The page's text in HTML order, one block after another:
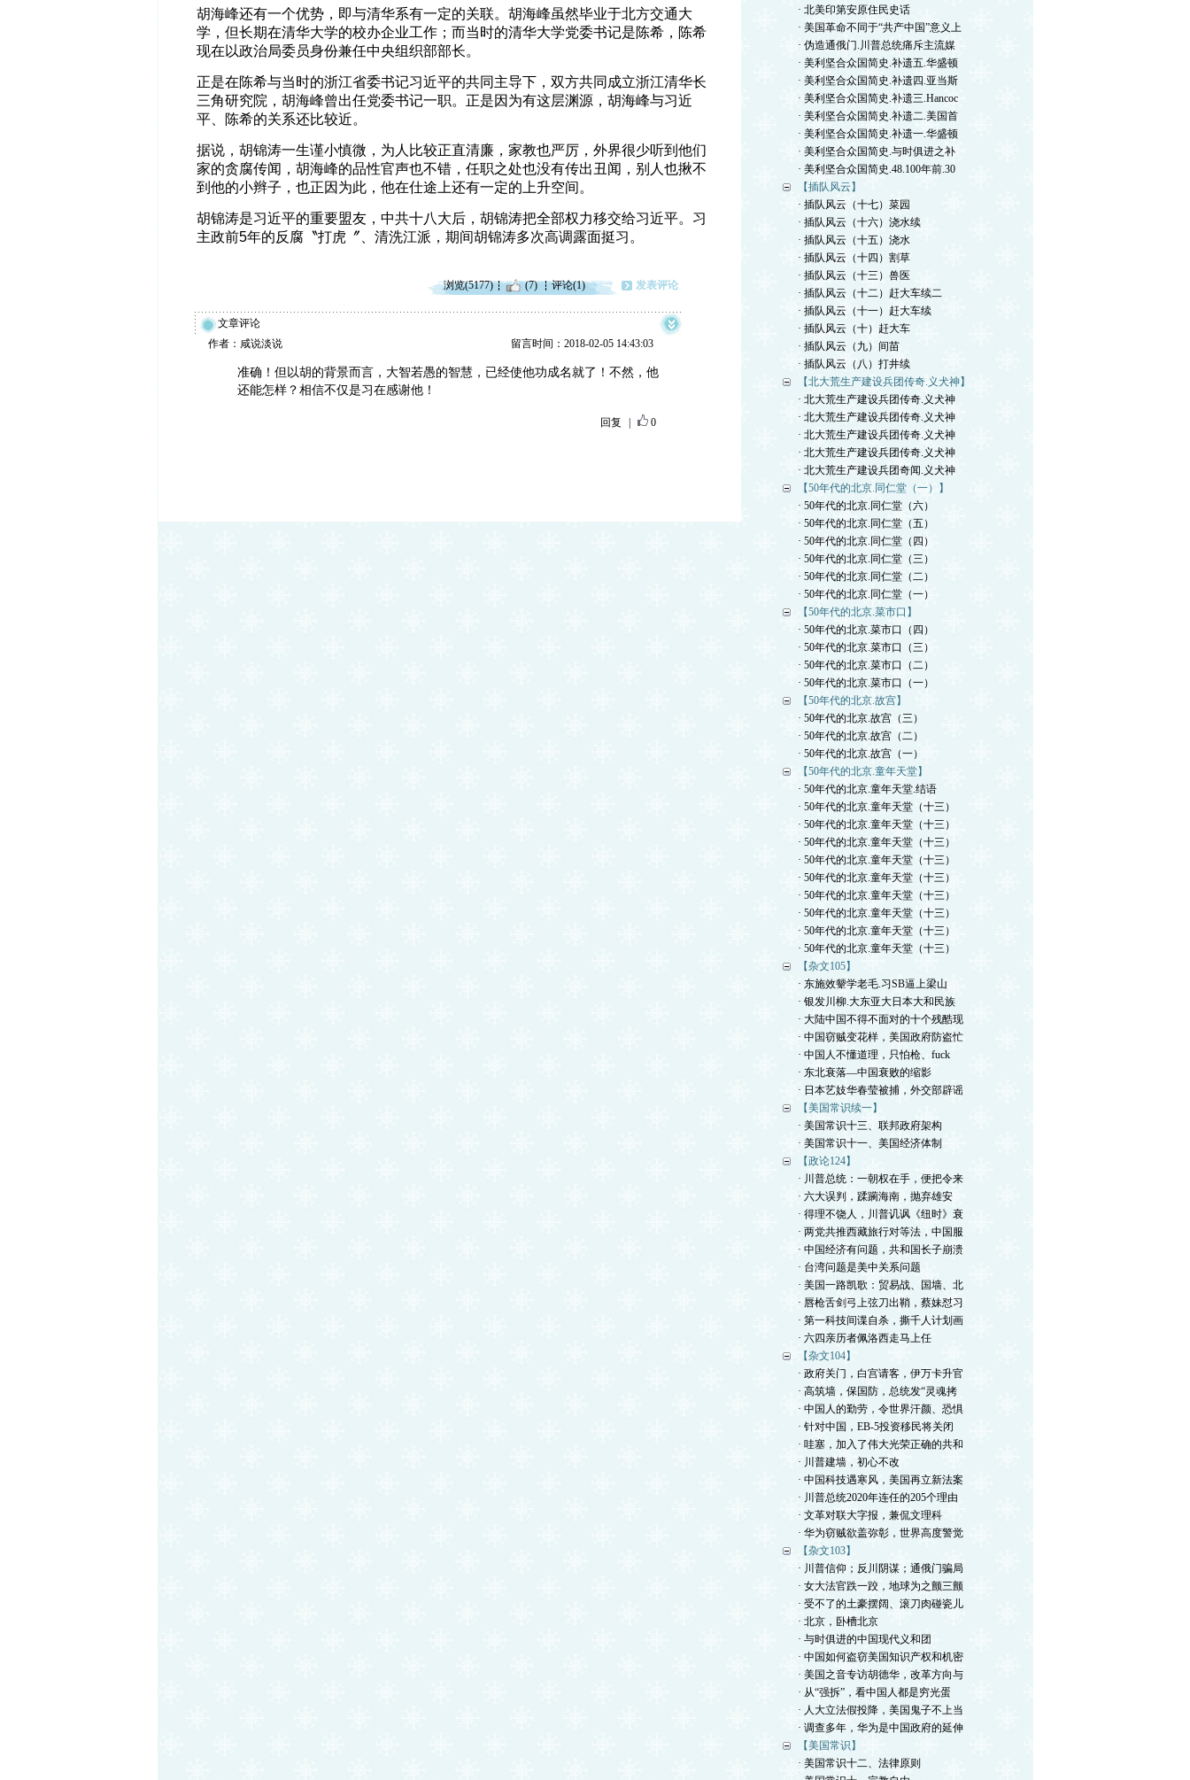
胡海峰还有一个优势，即与清华系有一定的关联。胡海峰虽然毕业于北方交通大
学，但长期在清华大学的校办企业工作；而当时的清华大学党委书记是陈希，陈希
现在以政治局委员身份兼任中央组织部部长。
正是在陈希与当时的浙江省委书记习近平的共同主导下，双方共同成立浙江清华长
三角研究院，胡海峰曾出任党委书记一职。正是因为有这层渊源，胡海峰与习近
平、陈希的关系还比较近。
据说，胡锦涛一生谨小慎微，为人比较正直清廉，家教也严厉，外界很少听到他们
家的贪腐传闻，胡海峰的品性官声也不错，任职之处也没有传出丑闻，别人也揪不
到他的小辫子，也正因为此，他在仕途上还有一定的上升空间。
胡锦涛是习近平的重要盟友，中共十八大后，胡锦涛把全部权力移交给习近平。习
主政前5年的反腐〝打虎〞、清洗江派，期间胡锦涛多次高调露面挺习。
浏览(5177) (7) 评论(1) 发表评论
文章评论
作者：咸说淡说
留言时间：2018-02-05 14:43:03
准确！但以胡的背景而言，大智若愚的智慧，已经使他功成名就了！不然，他
还能怎样？相信不仅是习在感谢他！
回复 0
· 北美印第安原住民史话
· 美国革命不同于“共产中国”意义上
· 伪造通俄门.川普总统痛斥主流媒
· 美利坚合众国简史.补遗五.华盛顿
· 美利坚合众国简史.补遗四.亚当斯
· 美利坚合众国简史.补遗三.Hancoc
· 美利坚合众国简史.补遗二.美国首
· 美利坚合众国简史.补遗一.华盛顿
· 美利坚合众国简史.与时俱进之补
· 美利坚合众国简史.48.100年前.30
【插队风云】
· 插队风云（十七）菜园
· 插队风云（十六）浇水续
· 插队风云（十五）浇水
· 插队风云（十四）割草
· 插队风云（十三）兽医
· 插队风云（十二）赶大车续二
· 插队风云（十一）赶大车续
· 插队风云（十）赶大车
· 插队风云（九）间苗
· 插队风云（八）打井续
【北大荒生产建设兵团传奇.义犬神】
· 北大荒生产建设兵团传奇.义犬神
· 北大荒生产建设兵团传奇.义犬神
· 北大荒生产建设兵团传奇.义犬神
· 北大荒生产建设兵团传奇.义犬神
· 北大荒生产建设兵团奇闻.义犬神
【50年代的北京.同仁堂（一）】
· 50年代的北京.同仁堂（六）
· 50年代的北京.同仁堂（五）
· 50年代的北京.同仁堂（四）
· 50年代的北京.同仁堂（三）
· 50年代的北京.同仁堂（二）
· 50年代的北京.同仁堂（一）
【50年代的北京.菜市口】
· 50年代的北京.菜市口（四）
· 50年代的北京.菜市口（三）
· 50年代的北京.菜市口（二）
· 50年代的北京.菜市口（一）
【50年代的北京.故宫】
· 50年代的北京.故宫（三）
· 50年代的北京.故宫（二）
· 50年代的北京.故宫（一）
【50年代的北京.童年天堂】
· 50年代的北京.童年天堂.结语
· 50年代的北京.童年天堂（十三）
· 50年代的北京.童年天堂（十三）
· 50年代的北京.童年天堂（十三）
· 50年代的北京.童年天堂（十三）
· 50年代的北京.童年天堂（十三）
· 50年代的北京.童年天堂（十三）
· 50年代的北京.童年天堂（十三）
· 50年代的北京.童年天堂（十三）
· 50年代的北京.童年天堂（十三）
【杂文105】
· 东施效颦学老毛.习SB逼上梁山
· 银发川柳.大东亚大日本大和民族
· 大陆中国不得不面对的十个残酷现
· 中国窃贼变花样，美国政府防盗忙
· 中国人不懂道理，只怕枪、fuck
· 东北衰落—中国衰败的缩影
· 日本艺妓华春莹被捕，外交部辟谣
【美国常识续一】
· 美国常识十三、联邦政府架构
· 美国常识十一、美国经济体制
【政论124】
· 川普总统：一朝权在手，便把令来
· 六大误判，蹂躏海南，抛弃雄安
· 得理不饶人，川普讥讽《纽时》衰
· 两党共推西藏旅行对等法，中国服
· 中国经济有问题，共和国长子崩溃
· 台湾问题是美中关系问题
· 美国一路凯歌：贸易战、国墙、北
· 唇枪舌剑弓上弦刀出鞘，蔡妹怼习
· 第一科技间谍自杀，撕千人计划画
· 六四亲历者佩洛西走马上任
【杂文104】
· 政府关门，白宫请客，伊万卡升官
· 高筑墙，保国防，总统发“灵魂拷
· 中国人的勤劳，令世界汗颜、恐惧
· 针对中国，EB-5投资移民将关闭
· 哇塞，加入了伟大光荣正确的共和
· 川普建墙，初心不改
· 中国科技遇寒风，美国再立新法案
· 川普总统2020年连任的205个理由
· 文革对联大字报，兼侃文理科
· 华为窃贼欲盖弥彰，世界高度警觉
【杂文103】
· 川普信仰；反川阴谋；通俄门骗局
· 女大法官跌一跤，地球为之颤三颤
· 受不了的土豪摆阔、滚刀肉碰瓷儿
· 北京，卧槽北京
· 与时俱进的中国现代义和团
· 中国如何盗窃美国知识产权和机密
· 美国之音专访胡德华，改革方向与
· 从“强拆”，看中国人都是穷光蛋
· 人大立法假投降，美国鬼子不上当
· 调查多年，华为是中国政府的延伸
【美国常识】
· 美国常识十二、法律原则